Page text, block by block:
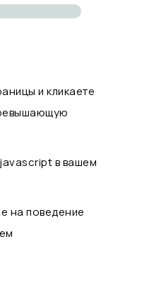
и кликаете
в вашем
на поведение